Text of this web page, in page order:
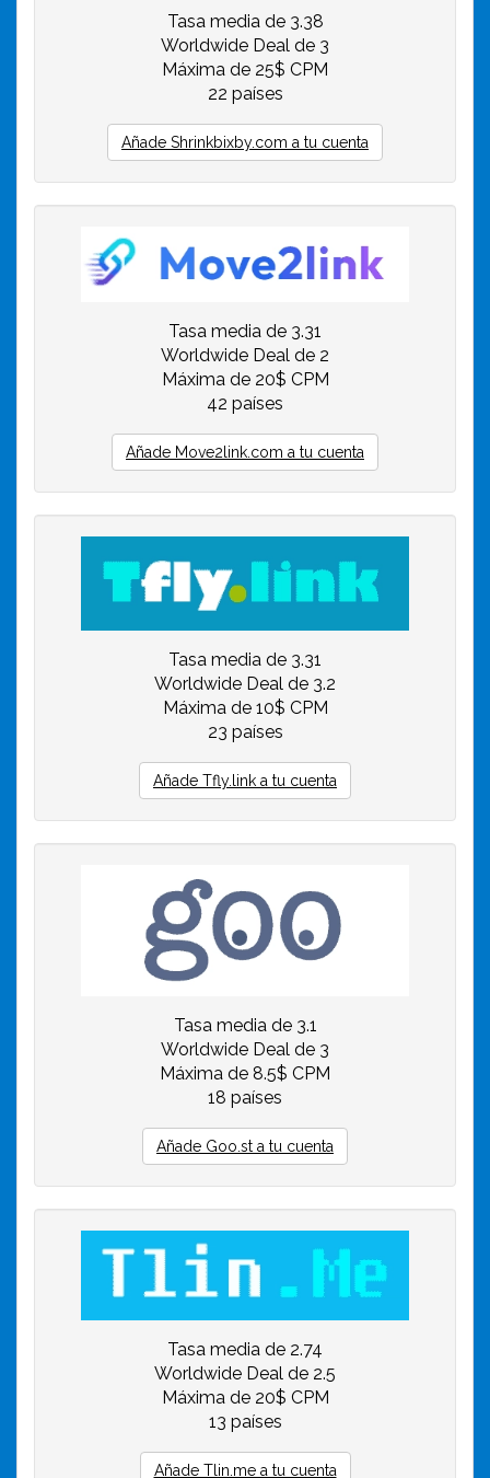
Tasa media de 3.38
Worldwide Deal de 3
Máxima de 25$ CPM
22 países
Añade Shrinkbixby.com a tu cuenta
Tasa media de 3.31
Worldwide Deal de 2
Máxima de 20$ CPM
42 países
Añade Move2link.com a tu cuenta
Tasa media de 3.31
Worldwide Deal de 3.2
Máxima de 10$ CPM
23 países
Añade Tfly.link a tu cuenta
Tasa media de 3.1
Worldwide Deal de 3
Máxima de 8.5$ CPM
18 países
Añade Goo.st a tu cuenta
Tasa media de 2.74
Worldwide Deal de 2.5
Máxima de 20$ CPM
13 países
Añade Tlin.me a tu cuenta